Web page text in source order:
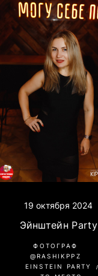
19 октября 2024
Эйнштейн Party
ФОТОГРАФ
@RASHIKPPZ
EINSTEIN PARTY